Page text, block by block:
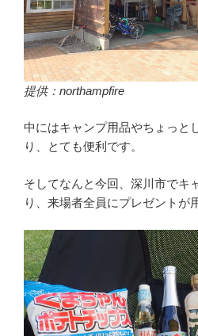
提供：northampfire
中にはキャンプ用品やちょっと
り、とても便利です。
そしてなんと今回、深川市でキ
り、来場者全員にプレゼントが